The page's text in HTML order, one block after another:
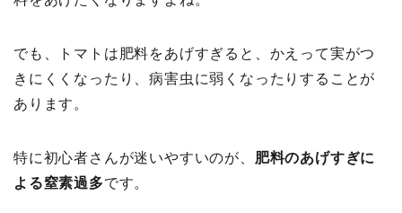
でも、トマトは肥料をあげすぎると、かえって実がつ
きにくくなったり、病害虫に弱くなったりすることが
あります。
特に初心者さんが迷いやすいのが、 肥料のあげすぎに
よる窒素過多です。